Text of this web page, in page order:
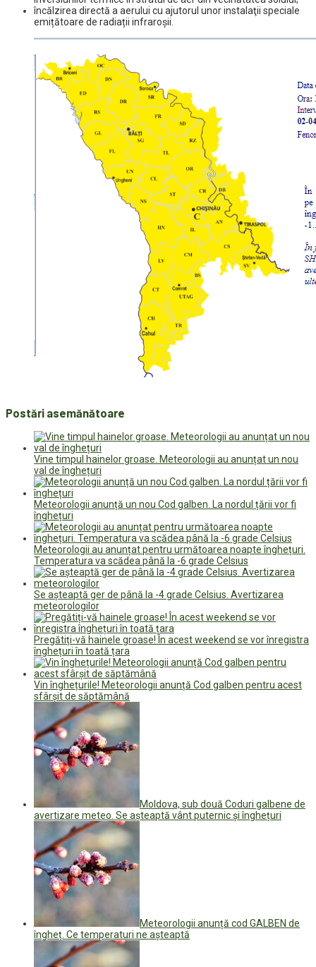
încălzirea directă a aerului cu ajutorul unor instalaţii speciale
emițătoare de radiații infraroșii.
Postări asemănătoare
Vine timpul hainelor groase. Meteorologii au anunțat un nou
val de înghețuri
Meteorologii anunță un nou Cod galben. La nordul țării vor fi
înghețuri
Meteorologii au anunțat pentru următoarea noapte înghețuri.
Temperatura va scădea până la -6 grade Celsius
Se așteaptă ger de până la -4 grade Celsius. Avertizarea
meteorologilor
Pregătiți-vă hainele groase! În acest weekend se vor înregistra
înghețuri în toată țara
Vin înghețurile! Meteorologii anunță Cod galben pentru acest
sfârșit de săptămână
Moldova, sub două Coduri galbene de
avertizare meteo. Se așteaptă vânt puternic și înghețuri
Meteorologii anunță cod GALBEN de
îngheț. Ce temperaturi ne așteaptă